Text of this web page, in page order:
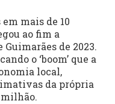
mais de 10
ao fim a
de 2023.
o ‘boom’ que a
local,
da própria
milhão.